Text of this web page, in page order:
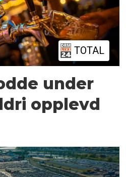
TOTAL
under
opplevd